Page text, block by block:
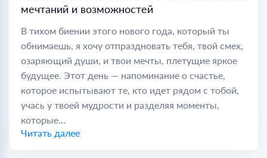
мечтаний и возможностей
В тихом биении этого нового года, который ты
обнимаешь, я хочу отпраздновать тебя, твой смех,
озаряющий души, и твои мечты, плетущие яркое
будущее. Этот день — напоминание о счастье,
которое испытывают те, кто идет рядом с тобой,
учась у твоей мудрости и разделяя моменты,
которые...
Читать далее